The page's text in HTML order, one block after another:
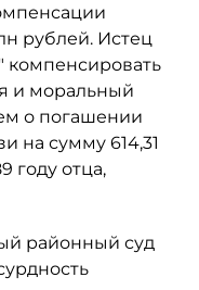
рублей. Истец
компенсировать
и моральный
о погашении
на сумму 614,31
году отца,
районный суд